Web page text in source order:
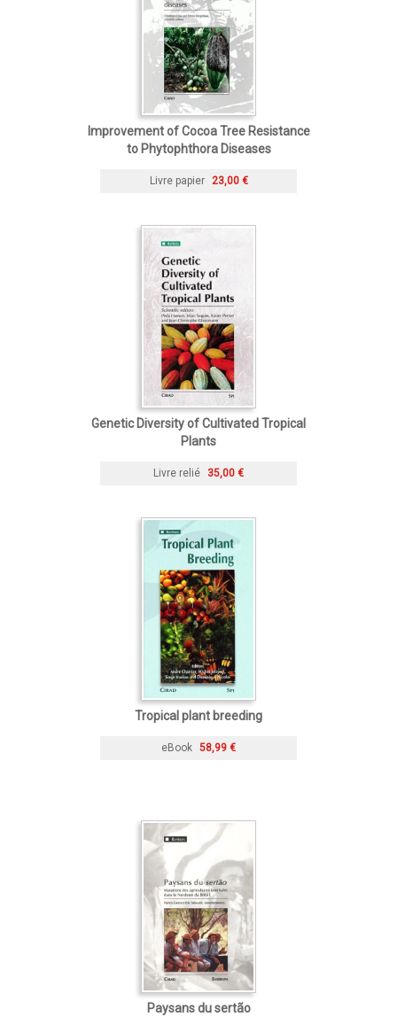
Improvement of Cocoa Tree Resistance
to Phytophthora Diseases
Livre papier 23,00 €
Genetic Diversity of Cultivated Tropical
Plants
Livre relié 35,00 €
Tropical plant breeding
eBook 58,99 €
Paysans du sertão